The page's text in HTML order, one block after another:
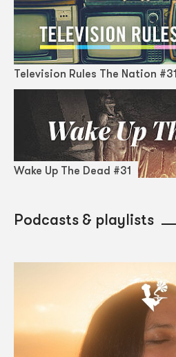
Television Rules The Nation #31
Wake Up The Dead #31
Podcasts & playlists